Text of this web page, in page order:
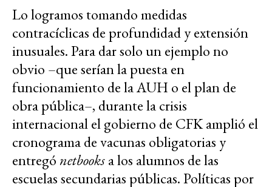
Lo logramos tomando medidas
contracíclicas de profundidad y extensión
inusuales. Para dar solo un ejemplo no
obvio –que serían la puesta en
funcionamiento de la AUH o el plan de
obra pública–, durante la crisis
internacional el gobierno de CFK amplió el
cronograma de vacunas obligatorias y
entregó netbooksa los alumnos de las
escuelas secundarias públicas. Políticas por